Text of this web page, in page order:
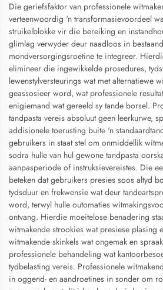
Die geriefsfaktor van professionele
verteenwoordig 'n transformasievoordeel
struikelblokke vir die bereiking en
glimlag verwyder deur naadloos in
mondversorgingsroetine te integreer.
elimineer die ingewikkelde prosedures,
lewenstylversteurings wat met alternatiewe
geassosieer word, wat professionele
enigiemand wat gereeld sy tande borsel.
tandpasta vereis absoluut geen leerkurwe,
addisionele toerusting buite 'n
gebruikers in staat stel om onmiddellik
sodra hulle van hul gewone tandpasta
aanpasperiode of instruksievereistes. Die
beteken dat gebruikers presies soos altyd
tydsduur en frekwensie wat deur
word, terwyl hulle outomaties
ontvang. Hierdie moeitelose benadering
witmakende strookies wat presiese plasing
witmakende skinkels wat ongemak en
professionele behandeling wat
tydbelasting vereis. Professionele
in oggend- en aandroetines in sonder om